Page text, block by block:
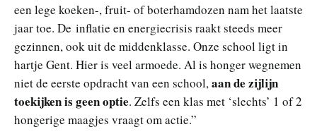
een lege koeken-, fruit- of boterhamdozen nam het laatste
jaar toe. De inflatie en energiecrisis raakt steeds meer
gezinnen, ook uit de middenklasse. Onze school ligt in
hartje Gent. Hier is veel armoede. Al is honger wegnemen
niet de eerste opdracht van een school, aan de zijlijn
toekijken is geen optie. Zelfs een klas met ‘slechts’ 1 of 2
hongerige maagjes vraagt om actie.”